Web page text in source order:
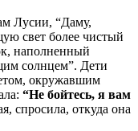
Лусии, “Даму,
свет более чистый
наполненный
солнцем”. Дети
окружавшим
“Не бойтесь, я вам
спросила, откуда она